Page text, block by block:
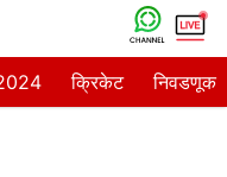
क्रिकेट निवडणूक